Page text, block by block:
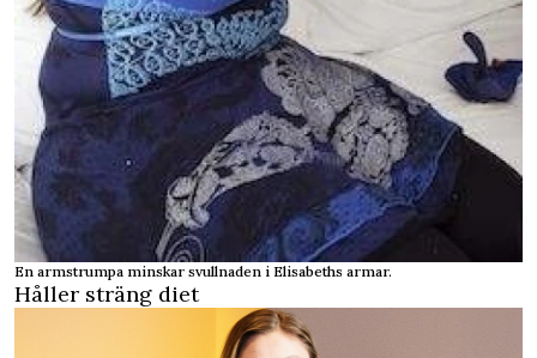
En armstrumpa minskar svullnaden i Elisabeths armar.
Håller sträng diet